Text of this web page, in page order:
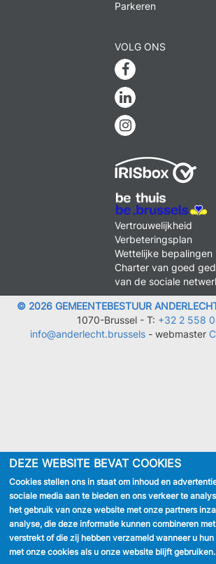
Parkeren
VOLG ONS
Facebook
Linkedin
Instagram
MENU
FOOTER
LEGAL
Vertrouwelijkheid
Verbeteringsplan
Wettelijke bepalingen
Charter van goed
van de sociale
© 2026 GEMEENTEBESTUUR
1070-Brussel - T: +32 2 558
info@anderlecht.brussels- webmaster
DEZE WEBSITE BEVAT COOKIES
Cookies stellen ons in staat om inhoud en
sociale media aan te bieden en ons verkeer te
het gebruik van onze website met onze partners
analyse, die deze informatie kunnen combineren
verstrekt of die zij hebben verzameld wanneer u
met onze cookies als u onze website blijft gebruiken.